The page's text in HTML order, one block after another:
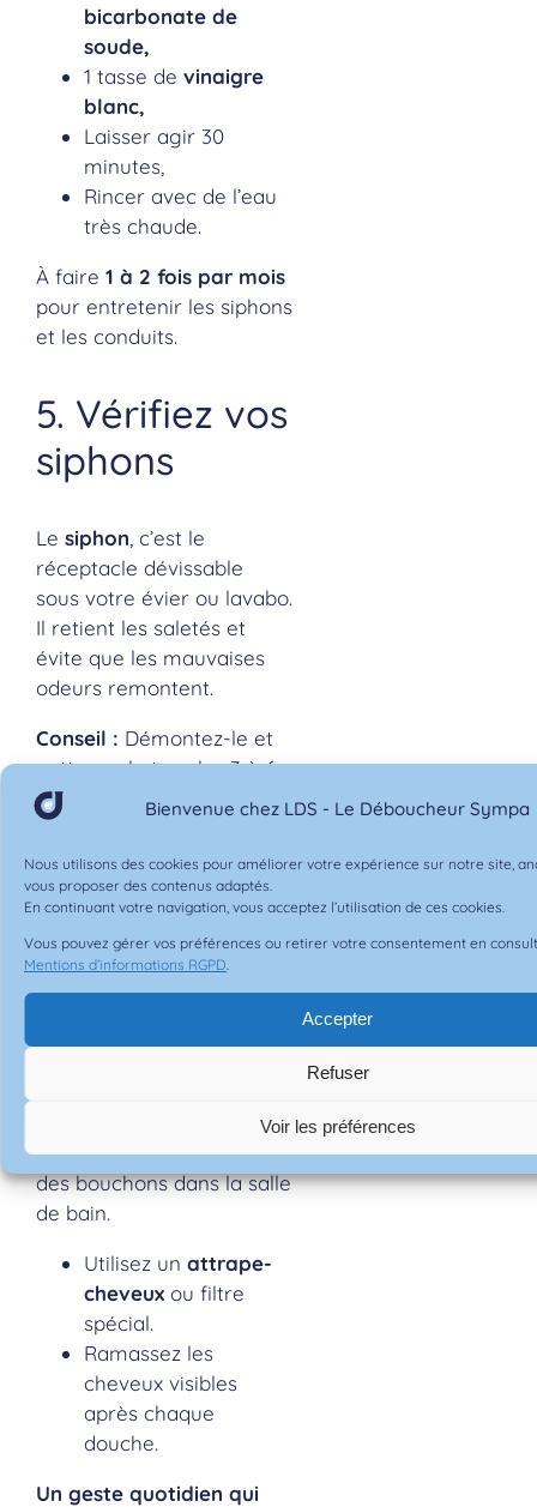
Bienvenue chez LDS - Le Déboucheur Sympa
Nous utilisons des cookies pour améliorer votre expérience sur notre site,
vous proposer des contenus adaptés.
En continuant votre navigation, vous acceptez l’utilisation de ces cookies.
Vous pouvez gérer vos préférences ou retirer votre consentement en
Mentions d’informations RGPD
Accepter
Refuser
Voir les préférences
bicarbonate de
soude,
1 tasse devinaigre
blanc,
Laisser agir 30
minutes,
Rincer avec de l’eau
très chaude.
À faire1 à 2 fois par mois
pour entretenir les siphons
et les conduits.
5. Vérifiez vos
siphons
Lesiphon , c’est le
réceptacle dévissable
sous votre évier ou lavabo.
Il retient les saletés et
évite que les mauvaises
odeurs remontent.
Conseil : Démontez-le et
nettoyez-le tous les 3 à 6
mois (avec une bassine
dessous, bien sûr ).
6. Attention
aux cheveux
dans la
douche
l’un des
premiers responsables
des bouchons dans la salle
de bain.
Utilisez unattrape-
cheveux ou filtre
spécial.
Ramassez les
cheveux visibles
après chaque
douche.
Un geste quotidien qui